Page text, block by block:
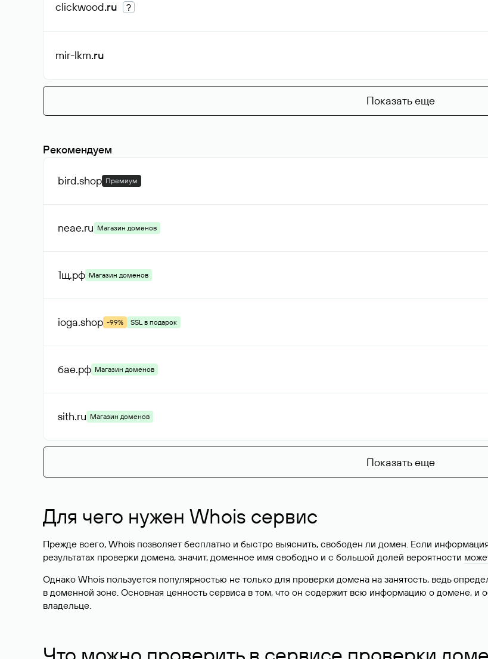
clickwood.ru ?
mir-lkm.ru
Показать еще
Рекомендуем
bird.shop Премиум
neae.ru Магазин доменов
1щ.рф Магазин доменов
ioga.shop -99% SSL в подарок
бае.рф Магазин доменов
sith.ru Магазин доменов
Показать еще
Для чего нужен Whois сервис
Прежде всего, Whois позволяет бесплатно и быстро выяснить, свободен ли домен. Если
результатах проверки домена, значит, доменное имя свободно и с большой долей вероятности
Однако Whois пользуется популярностью не только для проверки домена на занятость, ведь
в доменной зоне. Основная ценность сервиса в том, что он содержит всю информацию о домене, и
владельце.